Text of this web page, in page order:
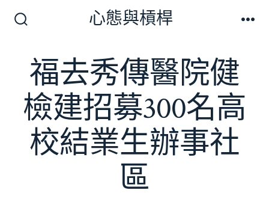
換
開
關
心態與槓桿
福去秀傳醫院健
檢建招募300名高
校結業生辦事社
區